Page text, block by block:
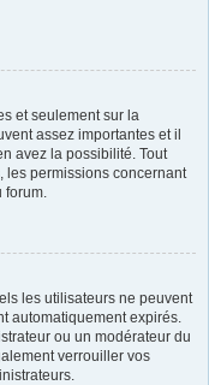
et seulement sur la
assez importantes et il
avez la possibilité. Tout
les permissions concernant
forum.
les utilisateurs ne peuvent
automatiquement expirés.
ou un modérateur du
verrouiller vos